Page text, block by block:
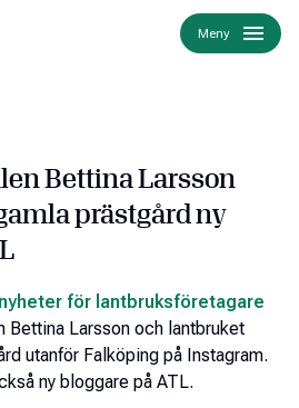
Meny
Bettina Larsson
prästgård ny
för lantbruksföretagare
Bettina Larsson och lantbruket
utanför Falköping på Instagram.
ny bloggare på ATL.